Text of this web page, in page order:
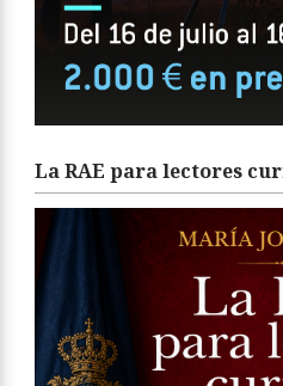
La RAE para lectores